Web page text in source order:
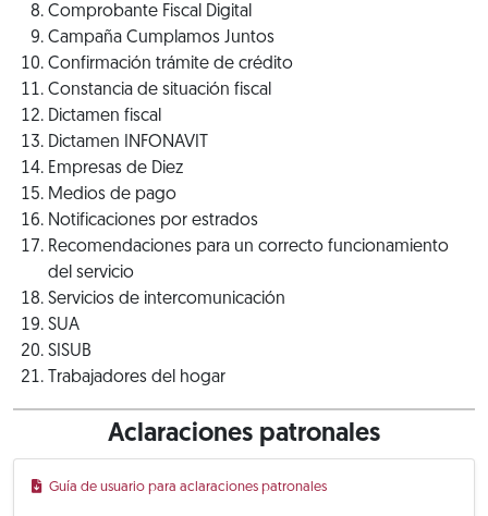
Comprobante Fiscal Digital
Campaña Cumplamos Juntos
Confirmación trámite de crédito
Constancia de situación fiscal
Dictamen fiscal
Dictamen INFONAVIT
Empresas de Diez
Medios de pago
Notificaciones por estrados
Recomendaciones para un correcto funcionamiento
del servicio
Servicios de intercomunicación
SUA
SISUB
Trabajadores del hogar
Aclaraciones patronales
Guía de usuario para aclaraciones patronales